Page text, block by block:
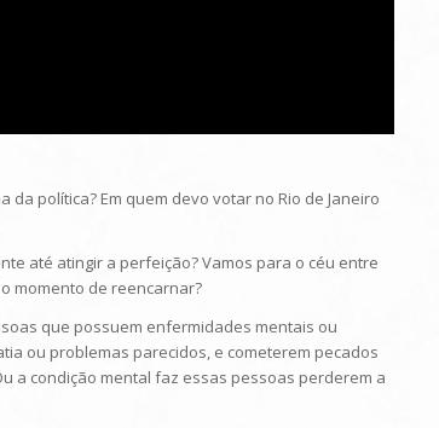
da política? Em quem devo votar no Rio de Janeiro
até atingir a perfeição? Vamos para o céu entre
momento de reencarnar?
que possuem enfermidades mentais ou
ou problemas parecidos, e cometerem pecados
a condição mental faz essas pessoas perderem a